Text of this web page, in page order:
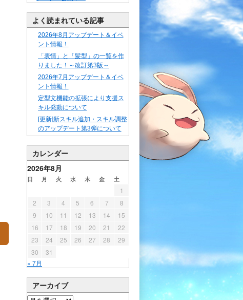
よく読まれている記事
2026年8月アップデート＆イベ
ント情報！
「表情」と「髪型」の一覧を作
りました！～改訂第3版～
2026年7月アップデート＆イベ
ント情報！
定型文機能の拡張により支援ス
キル発動について
[更新]新スキル追加・スキル調整
のアップデート第3弾について
カレンダー
2026年8月
日 月 火 水 木 金 土
« 7月
1
2
3 4 5 6 7
8
9
10 11 12 13 14
15
16
17 18 19 20 21
22
23
24 25 26 27 28
29
30
31
アーカイブ